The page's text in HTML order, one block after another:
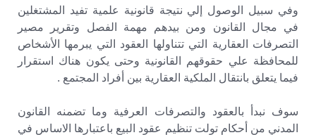
وفي سبيل الوصول إلي نتيجة قانونية علمية تفيد المشتغلين
في مجال القانون ومن بيدهم مهمة الفصل وتقرير مصير
التصرفات العقارية التي تتناولها العقود التي يبرمها الأشخاص
للمحافظة علي حقوقهم القانونية وحتى يكون هناك استقرار
فيما يتعلق بانتقال الملكية العقارية بين أفراد المجتمع .
سوف نبدأ بالعقود والتصرفات العرفية وما تضمنه القانون
المدني من أحكام تولت تنظيم عقود البيع باعتبارها الاساس في